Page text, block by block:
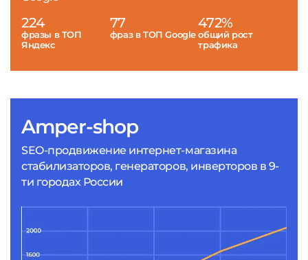
Amper-shop
SEO-продвижение интернет-магазина
стабилизаторов, генераторов, инверторов в 9-
ти городах России
224
фразы в ТОП
Яндекс
77
фраз в ТОП Google
472%
общий рост
трафика